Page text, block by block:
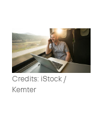
Credits: iStock /
Kemter